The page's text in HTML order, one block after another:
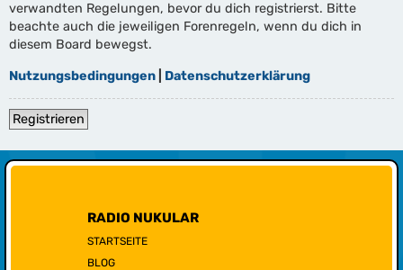
verwandten Regelungen, bevor du dich registrierst. Bitte
beachte auch die jeweiligen Forenregeln, wenn du dich in
diesem Board bewegst.
Nutzungsbedingungen Datenschutzerklärung
Registrieren
RADIO NUKULAR
STARTSEITE
BLOG